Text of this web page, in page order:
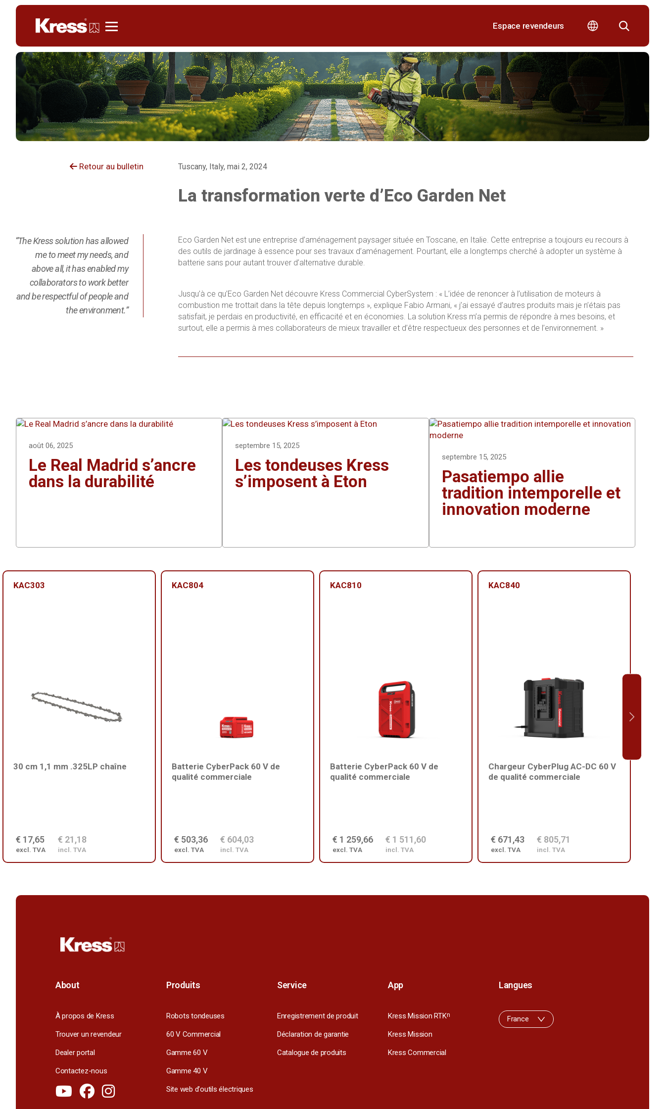
Espace revendeurs
Retour au bulletin Tuscany, Italy, mai 2, 2024
La transformation verte d’Eco Garden Net
“The Kress solution has allowed
me to meet my needs, and
above all, it has enabled my
collaborators to work better
and be respectful of people and
the environment.”
Eco Garden Net est une entreprise d’aménagement paysager située en Toscane, en Italie. Cette entreprise a toujours eu recours à
des outils de jardinage à essence pour ses travaux d’aménagement. Pourtant, elle a longtemps cherché à adopter un système à
batterie sans pour autant trouver d’alternative durable.
Jusqu’à ce qu’Eco Garden Net découvre Kress Commercial CyberSystem : « L’idée de renoncer à l’utilisation de moteurs à
combustion me trottait dans la tête depuis longtemps », explique Fabio Armani, « j’ai essayé d’autres produits mais je n’étais pas
satisfait, je perdais en productivité, en efficacité et en économies. La solution Kress m’a permis de répondre à mes besoins, et
surtout, elle a permis à mes collaborateurs de mieux travailler et d’être respectueux des personnes et de l’environnement. »
août 06, 2025
Le Real Madrid s’ancre
dans la durabilité
septembre 15, 2025
Les tondeuses Kress
s’imposent à Eton
septembre 15, 2025
Pasatiempo allie
tradition intemporelle et
innovation moderne
KAC303
30 cm 1,1 mm .325LP chaîne
€ 17,65
excl. TVA
€ 21,18
incl. TVA
KAC804
Batterie CyberPack 60 V de
qualité commerciale
€ 503,36
excl. TVA
€ 604,03
incl. TVA
KAC810
Batterie CyberPack 60 V de
qualité commerciale
€ 1 259,66
excl. TVA
€ 1 511,60
incl. TVA
KAC840
Chargeur CyberPlug AC-DC 60 V
de qualité commerciale
€ 671,43
excl. TVA
€ 805,71
incl. TVA
About
À propos de Kress
Trouver un revendeur
Dealer portal
Contactez-nous
Produits
Robots tondeuses
60 V Commercial
Gamme 60 V
Gamme 40 V
Site web d'outils électriques
Service
Enregistrement de produit
Déclaration de garantie
Catalogue de produits
App
Kress Mission RTKn
Kress Mission
Kress Commercial
Langues
France